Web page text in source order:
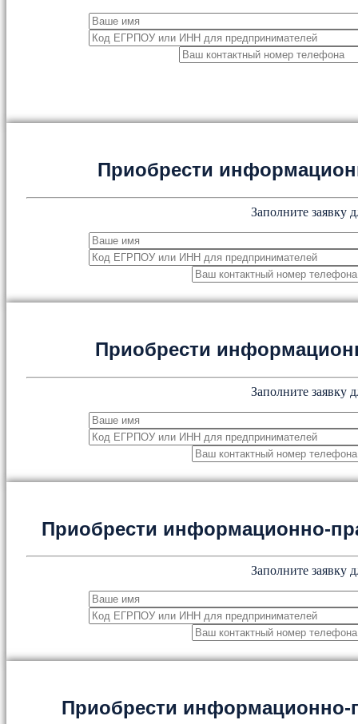
Приобрести
Заполните заявку
Приобрести
Заполните заявку
Приобрести информационно-
Заполните заявку
Приобрести